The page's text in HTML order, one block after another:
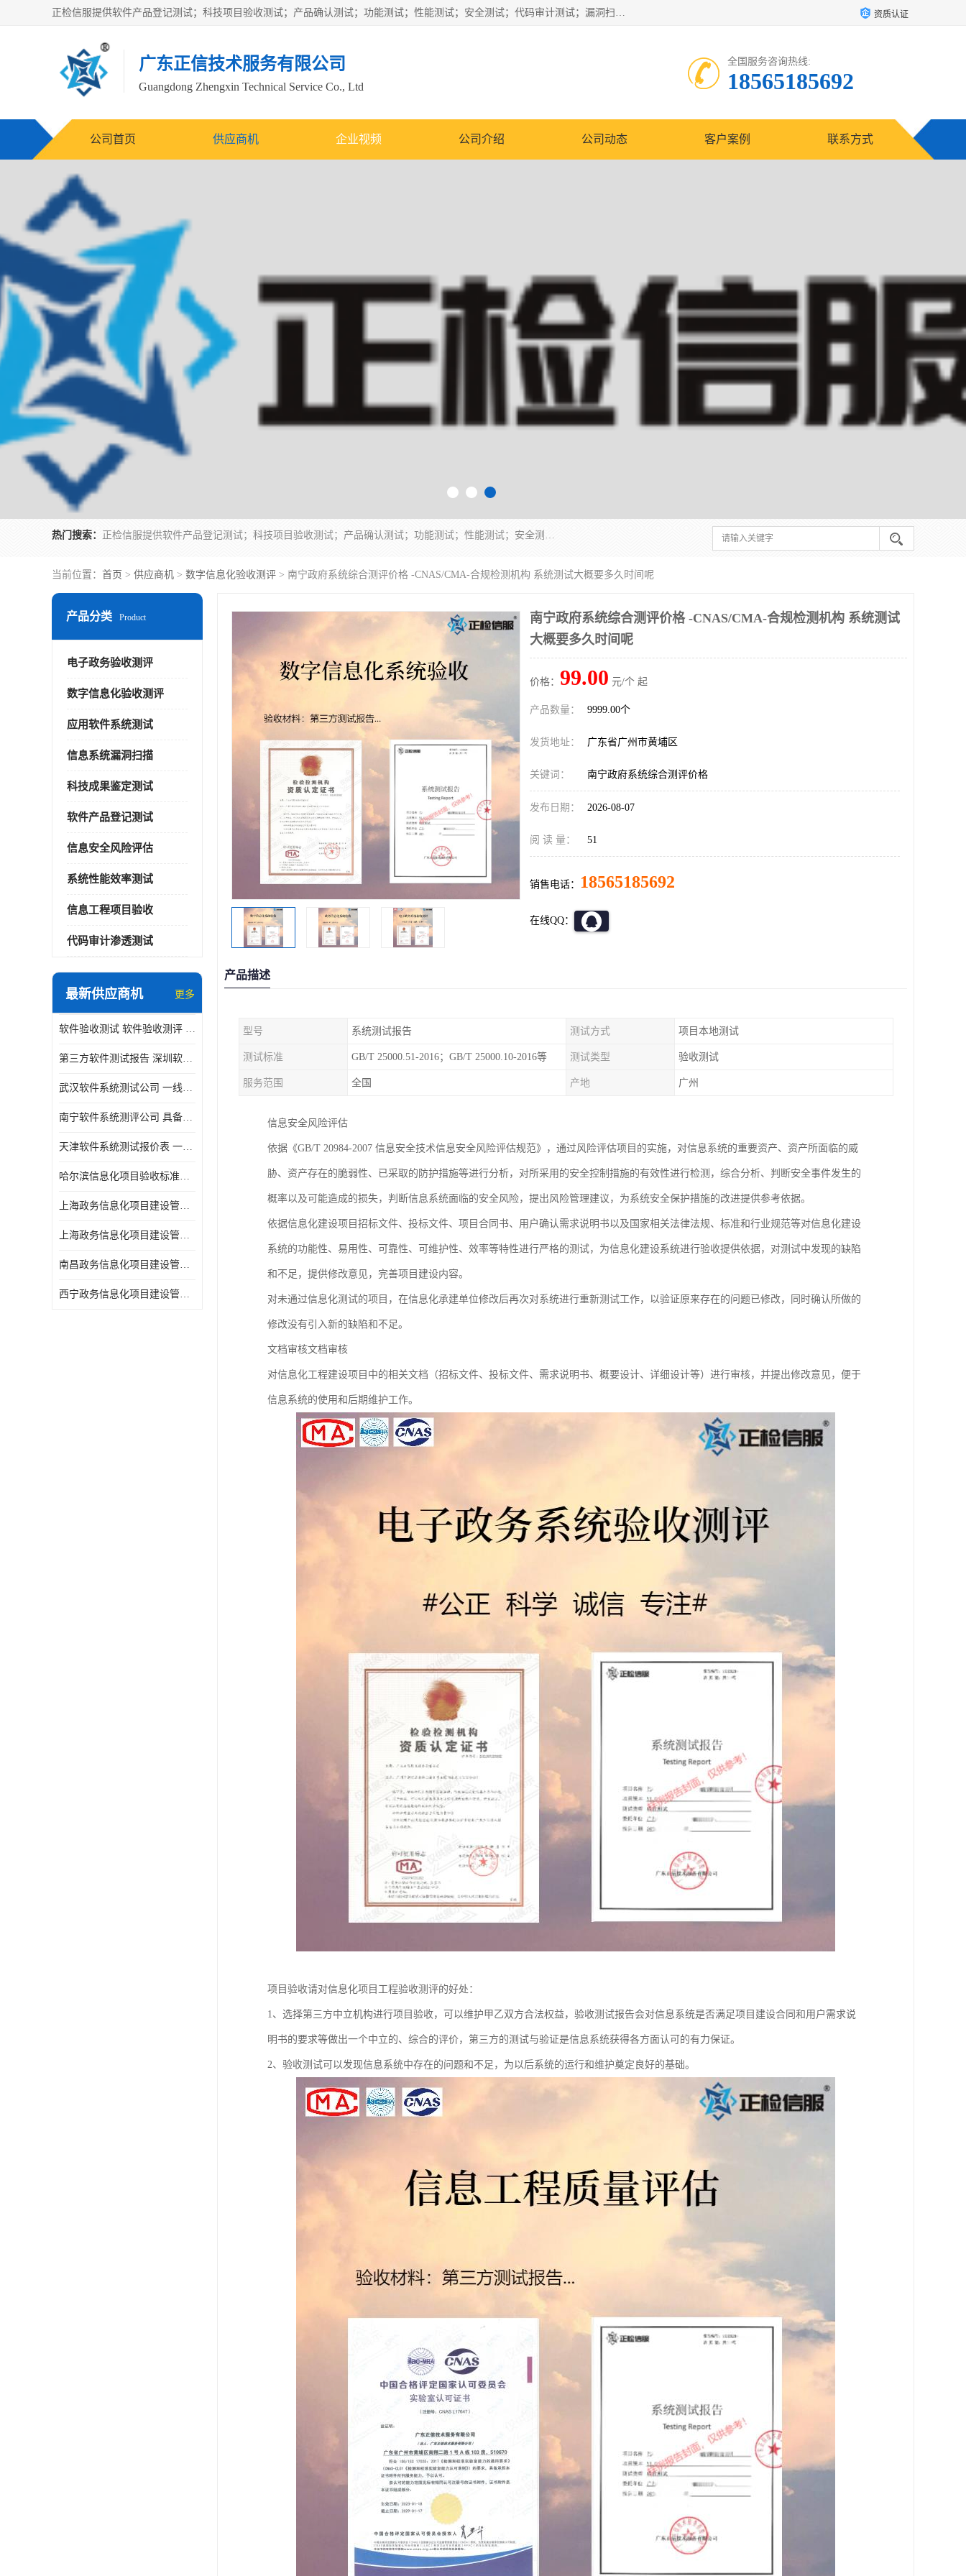
正检信服提供软件产品登记测试；科技项目验收测试；产品确认测试；功能测试；性能测试；安全测试；代码审计测试；漏洞扫描测试；渗透测试；风险评估测试；信息安全等级保护测评；双软认定；实验室建设质量体系建设；软件着作权、软件评测等服务。 资质认证
广东正信技术服务有限公司
Guangdong Zhengxin Technical Service Co., Ltd
全国服务咨询热线:
18565185692
公司首页 供应商机 企业视频 公司介绍 公司动态 客户案例 联系方式
热门搜索： 正检信服提供软件产品登记测试；科技项目验收测试；产品确认测试；功能测试；性能测试；安全测试；代码审计测试；漏洞扫描测试；渗透测试；风险评估测试；信息安全等级保护测评；双软认定；实验室建设质量体系建设；软件着作权、软件评测等服务。
当前位置： 首页 > 供应商机 > 数字信息化验收测评 > 南宁政府系统综合测评价格 -CNAS/CMA-合规检测机构 系统测试大概要多久时间呢
产品分类 Product
电子政务验收测评
数字信息化验收测评
应用软件系统测试
信息系统漏洞扫描
科技成果鉴定测试
软件产品登记测试
信息安全风险评估
系统性能效率测试
信息工程项目验收
代码审计渗透测试
最新供应商机 更多
软件验收测试 软件验收测评 软件确认测试标准及测试方法
第三方软件测试报告 深圳软件测评报告 安全验收测试报告
武汉软件系统测试公司 一线实验室 测试大概是需要多久时间呢
南宁软件系统测评公司 具备CMA/CNAS资质 出具正规测试报告
天津软件系统测试报价表 一线实验室 了解更多的测试信息
哈尔滨信息化项目验收标准单位
上海政务信息化项目建设管理办法价格
上海政务信息化项目建设管理办法机构
南昌政务信息化项目建设管理办法实验室
西宁政务信息化项目建设管理办法报告
南宁政府系统综合测评价格 -CNAS/CMA-合规检测机构 系统测试
大概要多久时间呢
价格： 99.00 元/个 起
产品数量： 9999.00个
发货地址： 广东省广州市黄埔区
关键词： 南宁政府系统综合测评价格
发布日期： 2026-08-07
阅 读 量： 51
销售电话： 18565185692
在线QQ：
产品描述
型号 系统测试报告 测试方式 项目本地测试
测试标准 GB/T 25000.51-2016；GB/T 25000.10-2016等 测试类型 验收测试
服务范围 全国 产地 广州
信息安全风险评估
依据《GB/T 20984-2007 信息安全技术信息安全风险评估规范》，通过风险评估项目的实施，对信息系统的重要资产、资产所面临的威
胁、资产存在的脆弱性、已采取的防护措施等进行分析，对所采用的安全控制措施的有效性进行检测，综合分析、判断安全事件发生的
概率以及可能造成的损失，判断信息系统面临的安全风险，提出风险管理建议，为系统安全保护措施的改进提供参考依据。
依据信息化建设项目招标文件、投标文件、项目合同书、用户确认需求说明书以及国家相关法律法规、标准和行业规范等对信息化建设
系统的功能性、易用性、可靠性、可维护性、效率等特性进行严格的测试，为信息化建设系统进行验收提供依据，对测试中发现的缺陷
和不足，提供修改意见，完善项目建设内容。
对未通过信息化测试的项目，在信息化承建单位修改后再次对系统进行重新测试工作，以验证原来存在的问题已修改，同时确认所做的
修改没有引入新的缺陷和不足。
文档审核文档审核
对信息化工程建设项目中的相关文档（招标文件、投标文件、需求说明书、概要设计、详细设计等）进行审核，并提出修改意见，便于
信息系统的使用和后期维护工作。
项目验收请对信息化项目工程验收测评的好处：
1、选择第三方中立机构进行项目验收，可以维护甲乙双方合法权益，验收测试报告会对信息系统是否满足项目建设合同和用户需求说
明书的要求等做出一个中立的、综合的评价，第三方的测试与验证是信息系统获得各方面认可的有力保证。
2、验收测试可以发现信息系统中存在的问题和不足，为以后系统的运行和维护奠定良好的基础。